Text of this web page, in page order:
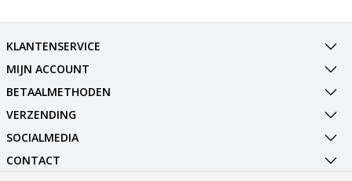
KLANTENSERVICE
MIJN ACCOUNT
BETAALMETHODEN
VERZENDING
SOCIALMEDIA
CONTACT